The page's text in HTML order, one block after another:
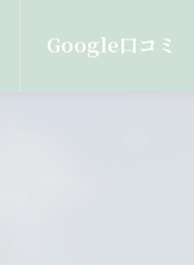
Google口コミ